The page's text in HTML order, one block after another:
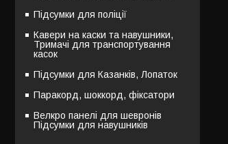
Підсумки для поліції
Кавери на каски та навушники,
Тримачі для транспортування
касок
Підсумки для Казанків, Лопаток
Паракорд, шоккорд, фіксатори
Велкро панелі для шевронів
Підсумки для навушників